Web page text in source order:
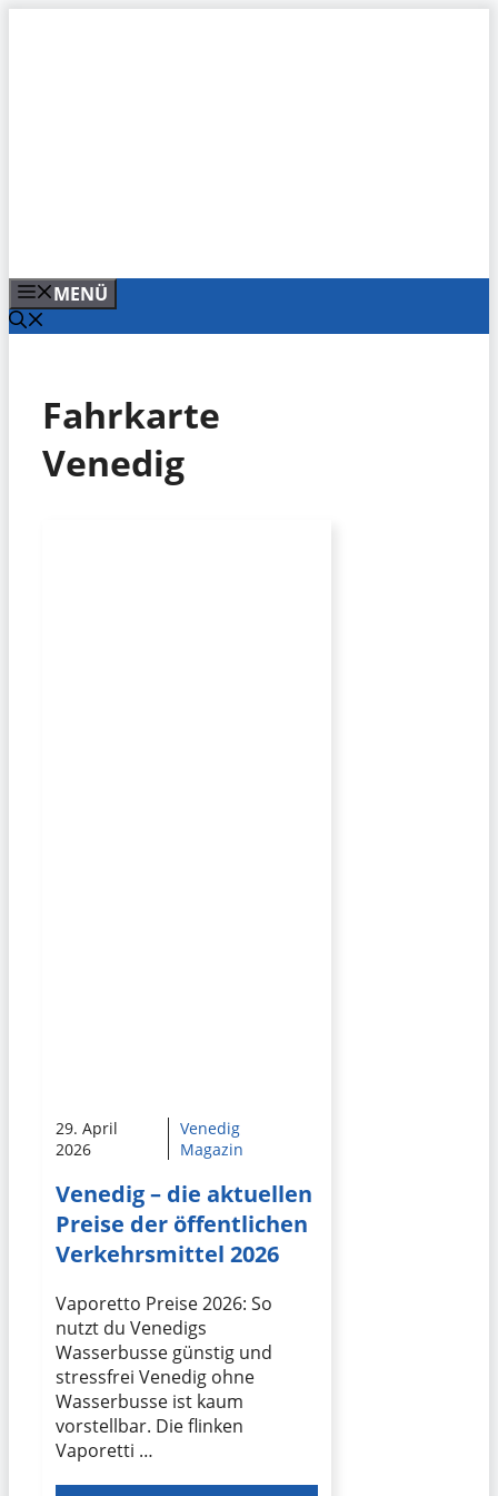
MENÜ
Fahrkarte
Venedig
29. April
2026
Venedig
Magazin
Venedig – die aktuellen
Preise der öffentlichen
Verkehrsmittel 2026
Vaporetto Preise 2026: So
nutzt du Venedigs
Wasserbusse günstig und
stressfrei Venedig ohne
Wasserbusse ist kaum
vorstellbar. Die flinken
Vaporetti …